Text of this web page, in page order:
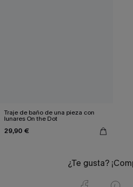
Traje de baño de una pieza con
lunares On the Dot
29,90 €
¿Te gusta?